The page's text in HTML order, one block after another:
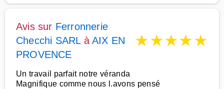
Avis sur Ferronnerie
Checchi SARLàAIX EN
PROVENCE
★★★★★
Un travail parfait notre véranda
Magnifique comme nous l.avons pensé